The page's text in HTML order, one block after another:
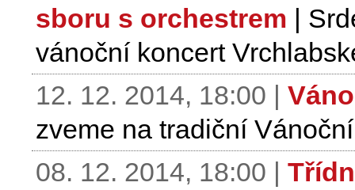
sboru s orchestrem |
vánoční koncert
12. 12. 2014, 18:00 |
zveme na tradiční
08. 12. 2014, 18:00 |